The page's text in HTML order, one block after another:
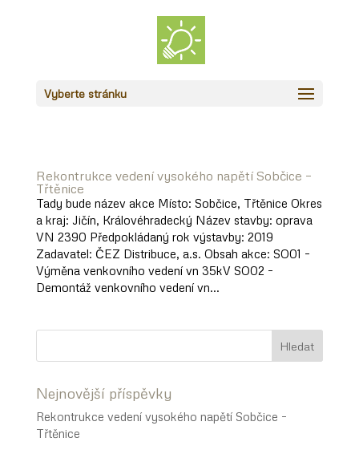
Vyberte stránku
Rekontrukce vedení vysokého napětí Sobčice –
Třtěnice
Tady bude název akce Místo: Sobčice, Třtěnice Okres
a kraj: Jičín, Královéhradecký Název stavby: oprava
VN 2390 Předpokládaný rok výstavby: 2019
Zadavatel: ČEZ Distribuce, a.s. Obsah akce: SO01 –
Výměna venkovního vedení vn 35kV SO02 –
Demontáž venkovního vedení vn...
Nejnovější příspěvky
Rekontrukce vedení vysokého napětí Sobčice –
Třtěnice